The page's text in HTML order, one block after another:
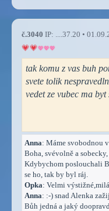
č.3040 IP: ....37.20 •
tak komu z vas buh
svete tolik
vedet ze vubec ma
Anna: Máme svobodnou
Boha, svévolně a
Kdybychom poslouchali
se ho, tak by byl ráj.
Opka: Velmi výstižné,milá
Anna: :-) snad Alenka
Bůh jedná a jaký